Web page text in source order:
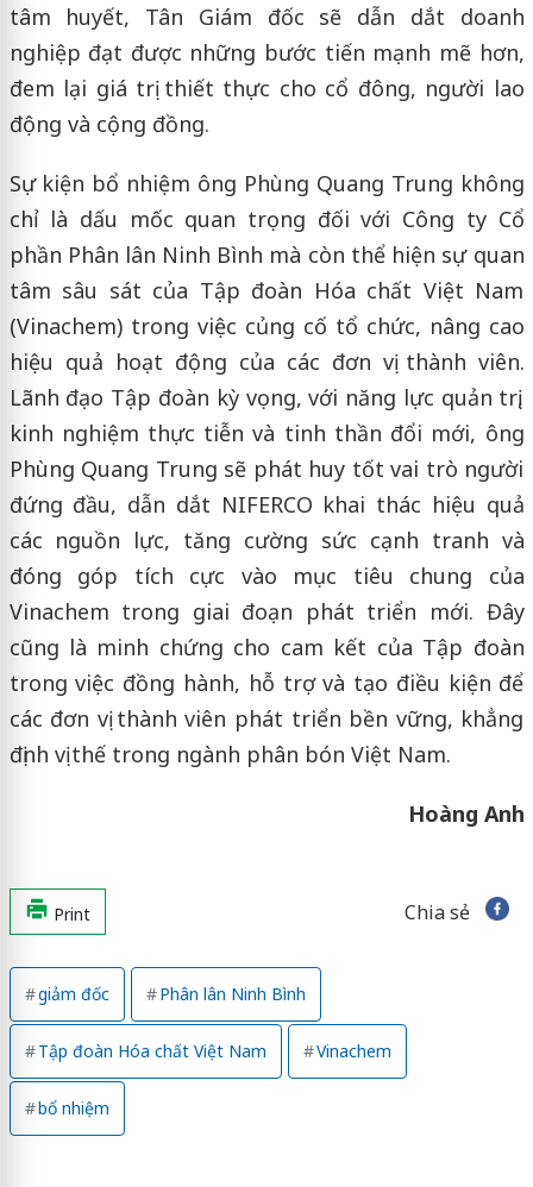
tâm huyết, Tân Giám đốc sẽ dẫn dắt doanh
nghiệp đạt được những bước tiến mạnh mẽ hơn,
đem lại giá trị thiết thực cho cổ đông, người lao
động và cộng đồng.
Sự kiện bổ nhiệm ông Phùng Quang Trung không
chỉ là dấu mốc quan trọng đối với Công ty Cổ
phần Phân lân Ninh Bình mà còn thể hiện sự quan
tâm sâu sát của Tập đoàn Hóa chất Việt Nam
(Vinachem) trong việc củng cố tổ chức, nâng cao
hiệu quả hoạt động của các đơn vị thành viên.
Lãnh đạo Tập đoàn kỳ vọng, với năng lực quản trị,
kinh nghiệm thực tiễn và tinh thần đổi mới, ông
Phùng Quang Trung sẽ phát huy tốt vai trò người
đứng đầu, dẫn dắt NIFERCO khai thác hiệu quả
các nguồn lực, tăng cường sức cạnh tranh và
đóng góp tích cực vào mục tiêu chung của
Vinachem trong giai đoạn phát triển mới. Đây
cũng là minh chứng cho cam kết của Tập đoàn
trong việc đồng hành, hỗ trợ và tạo điều kiện để
các đơn vị thành viên phát triển bền vững, khẳng
định vị thế trong ngành phân bón Việt Nam.
Hoàng Anh
Print Chia sẻ
giảm đốc Phân lân Ninh Bình
Tập đoàn Hóa chất Việt Nam Vinachem
bổ nhiệm